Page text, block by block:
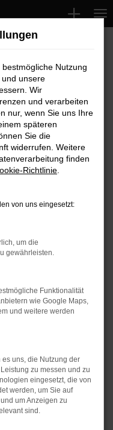
Deutschland
Service Partner“
Sie sich jedes
Rothsee in
geschafft hat.
seitdem die
gerufen wurde, war
diesen „Top 100“
leicht ist, diesen
Betriebe aus,
zuverlässig
dabei in Sachen
machen. Die
qualitativen Faktoren
sowie die
Nutzung
unsere
Wir
und verarbeiten
nur, wenn Sie uns Ihre
späteren
Sie die
widerrufen. Weitere
finden
Richtlinie
von uns eingesetzt:
um die
gewährleisten.
Funktionalität
wie Google Maps,
und weitere werden
uns, die Nutzung der
zu messen und zu
eingesetzt, die von
werden, um Sie auf
um Anzeigen zu
sind.